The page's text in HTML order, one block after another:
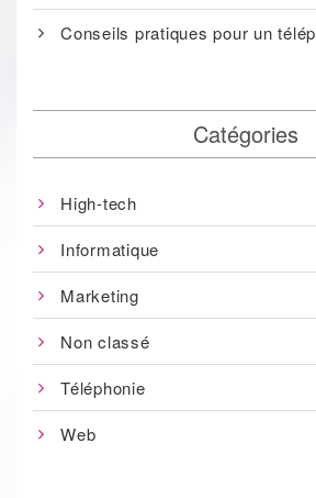
Conseils pratiques pour un
Catégories
High-tech
Informatique
Marketing
Non classé
Téléphonie
Web